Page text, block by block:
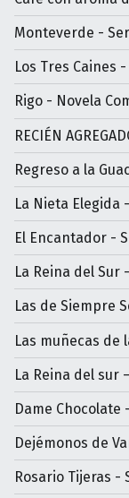
Monteverde -
Los Tres Caines
Rigo - Novela
RECIÉN
Regreso a la
La Nieta Elegida
El Encantador -
La Reina del Sur
Las de Siempre
Las muñecas de
La Reina del sur
Dame Chocolate
Dejémonos de
Rosario Tijeras -